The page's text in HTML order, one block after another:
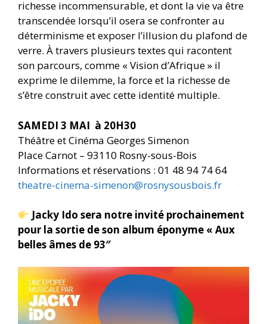
richesse incommensurable, et dont la vie va être
transcendée lorsqu’il osera se confronter au
déterminisme et exposer l’illusion du plafond de
verre. À travers plusieurs textes qui racontent
son parcours, comme « Vision d’Afrique » il
exprime le dilemme, la force et la richesse de
s’être construit avec cette identité multiple.
SAMEDI 3 MAI à 20H30
Théâtre et Cinéma Georges Simenon
Place Carnot – 93110 Rosny-sous-Bois
Informations et réservations : 01 48 94 74 64
theatre-cinema-simenon@rosnysousbois.fr
Jacky Ido sera notre invité prochainement
pour la sortie de son album éponyme « Aux
belles âmes de 93″